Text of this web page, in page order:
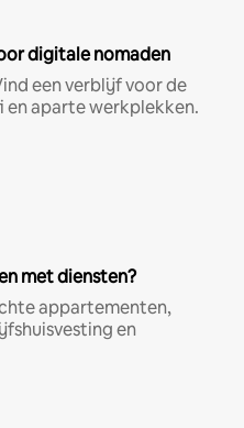
digitale nomaden
een verblijf voor de
en aparte werkplekken.
met diensten?
appartementen,
en